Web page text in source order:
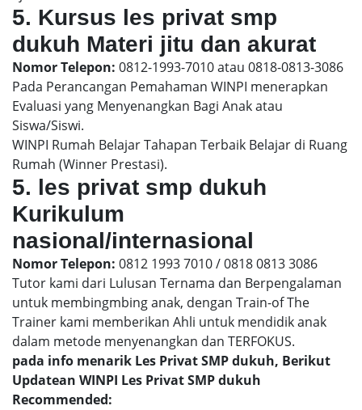
5. Kursus les privat smp
dukuh Materi jitu dan akurat
Nomor Telepon: 0812-1993-7010 atau 0818-0813-3086
Pada Perancangan Pemahaman WINPI menerapkan
Evaluasi yang Menyenangkan Bagi Anak atau
Siswa/Siswi.
WINPI Rumah Belajar Tahapan Terbaik Belajar di Ruang
Rumah (Winner Prestasi).
5. les privat smp dukuh
Kurikulum
nasional/internasional
Nomor Telepon: 0812 1993 7010 / 0818 0813 3086
Tutor kami dari Lulusan Ternama dan Berpengalaman
untuk membingmbing anak, dengan Train-of The
Trainer kami memberikan Ahli untuk mendidik anak
dalam metode menyenangkan dan TERFOKUS.
pada info menarik Les Privat SMP dukuh, Berikut
Updatean WINPI Les Privat SMP dukuh
Recommended: